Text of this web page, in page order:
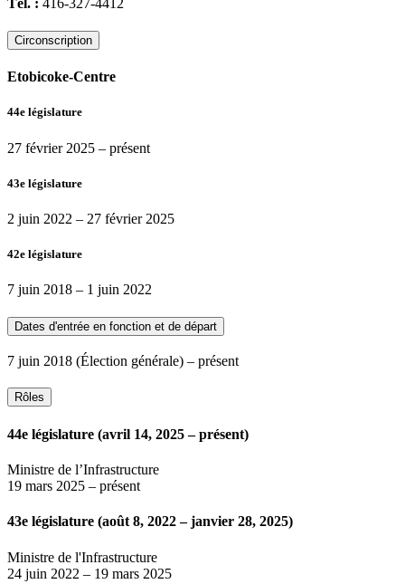
Tél. : 416-327-4412
Circonscription
Etobicoke-Centre
44e législature
27 février 2025 – présent
43e législature
2 juin 2022 – 27 février 2025
42e législature
7 juin 2018 – 1 juin 2022
Dates d'entrée en fonction et de départ
7 juin 2018 (Élection générale) – présent
Rôles
44e législature (avril 14, 2025 – présent)
Ministre de l’Infrastructure
19 mars 2025 – présent
43e législature (août 8, 2022 – janvier 28, 2025)
Ministre de l'Infrastructure
24 juin 2022 – 19 mars 2025